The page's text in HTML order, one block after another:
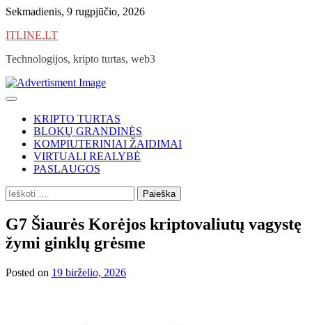
Skip
content
Sekmadienis, 9 rugpjūčio, 2026
ITLINE.LT
Technologijos, kripto turtas, web3
KRIPTO TURTAS
BLOKŲ GRANDINĖS
KOMPIUTERINIAI ŽAIDIMAI
VIRTUALI REALYBĖ
PASLAUGOS
Ieškoti:
G7 Šiaurės Korėjos kriptovaliutų vagystę
žymi ginklų grėsme
Posted on 19 birželio, 2026